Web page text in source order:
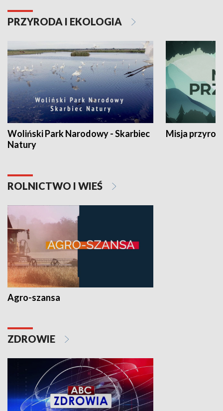
PRZYRODA I EKOLOGIA
Woliński Park Narodowy - Skarbiec
Natury
Misja
ROLNICTWO I WIEŚ
Agro-szansa
ZDROWIE